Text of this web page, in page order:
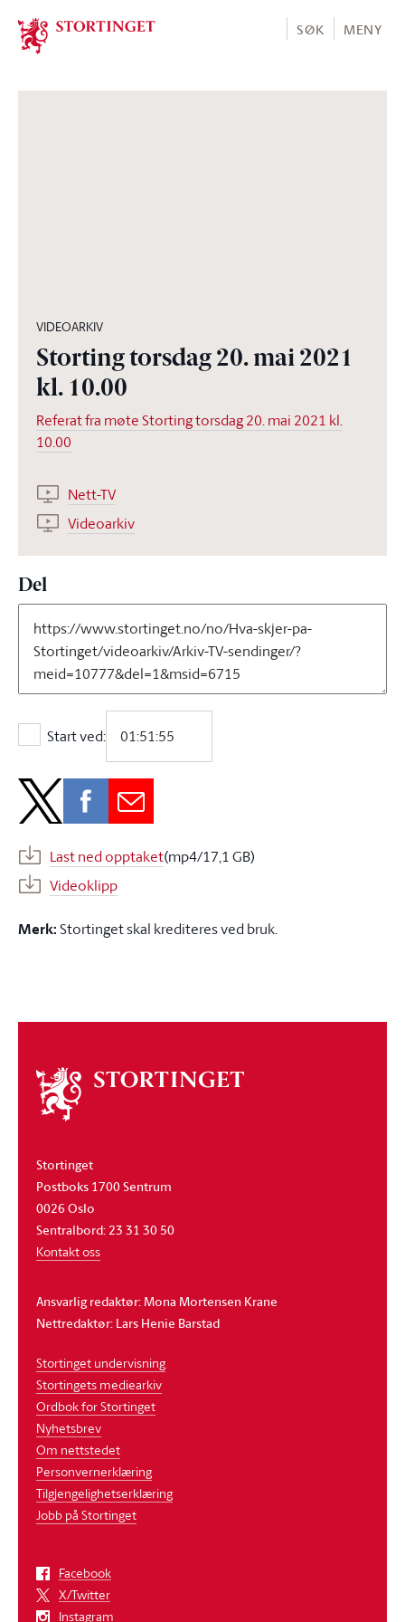
Stortinget.no
SØK MENY
VIDEOARKIV
Storting torsdag 20. mai 2021
kl. 10.00
Referat fra møte Storting torsdag 20. mai 2021 kl.
10.00
Nett-TV
Videoarkiv
Del
Start ved:
Start ved:
Last ned opptaket(mp4/17,1 GB)
Videoklipp
Merk:Stortinget skal krediteres ved bruk.
Om
stortinget
Stortinget
Postboks 1700 Sentrum
0026 Oslo
Sentralbord: 23 31 30 50
Kontakt oss
Ansvarlig redaktør: Mona Mortensen Krane
Nettredaktør: Lars Henie Barstad
Stortinget undervisning
Stortingets mediearkiv
Ordbok for Stortinget
Nyhetsbrev
Om nettstedet
Personvernerklæring
Tilgjengelighetserklæring
Jobb på Stortinget
Facebook
X/Twitter
Instagram